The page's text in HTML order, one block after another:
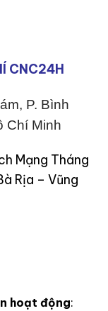
CNC24H
P. Bình
Chí Minh
Mạng Tháng
Rịa – Vũng
hoạt động: